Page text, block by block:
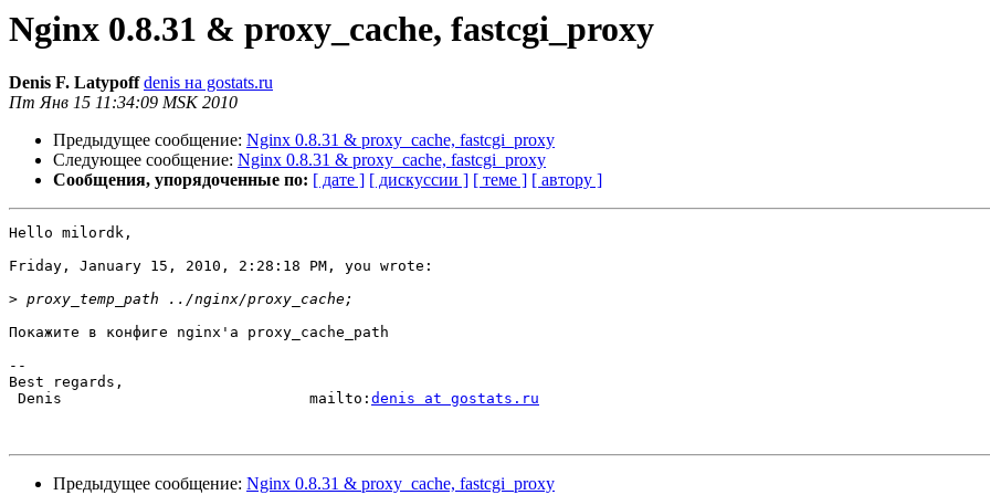
Nginx 0.8.31 & proxy_cache, fastcgi_proxy
Denis F. Latypoff denis на gostats.ru
Пт Янв 15 11:34:09 MSK 2010
Предыдущее сообщение: Nginx 0.8.31 & proxy_cache, fastcgi_proxy
Следующее сообщение: Nginx 0.8.31 & proxy_cache, fastcgi_proxy
Сообщения, упорядоченные по: [ дате ] [ дискуссии ] [ теме ] [ автору ]
Hello milordk,
Friday, January 15, 2010, 2:28:18 PM, you wrote:
>
Покажите в конфиге nginx'а proxy_cache_path
--
Best regards,
Denis                            mailto: denis at gostats.ru
Предыдущее сообщение: Nginx 0.8.31 & proxy_cache, fastcgi_proxy